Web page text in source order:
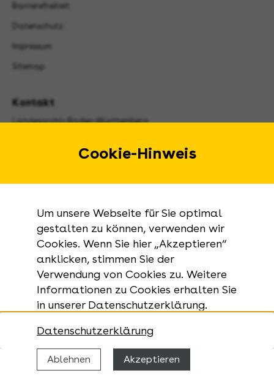
Cookie-Hinweis
Um unsere Webseite für Sie optimal
gestalten zu können, verwenden wir
Cookies. Wenn Sie hier „Akzeptieren“
anklicken, stimmen Sie der
Verwendung von Cookies zu. Weitere
Informationen zu Cookies erhalten Sie
in unserer Datenschutzerklärung.
Datenschutzerklärung
Ablehnen Akzeptieren
Barrierefreiheit
Datenschutz
Impressum
Sitemap
Kontakt
Landesarchiv Baden-Württemberg
+49 711 212-4272
Anfragen zu Archivgut:
+49 711 335075-555
Telefax:
+49 711 212-4283